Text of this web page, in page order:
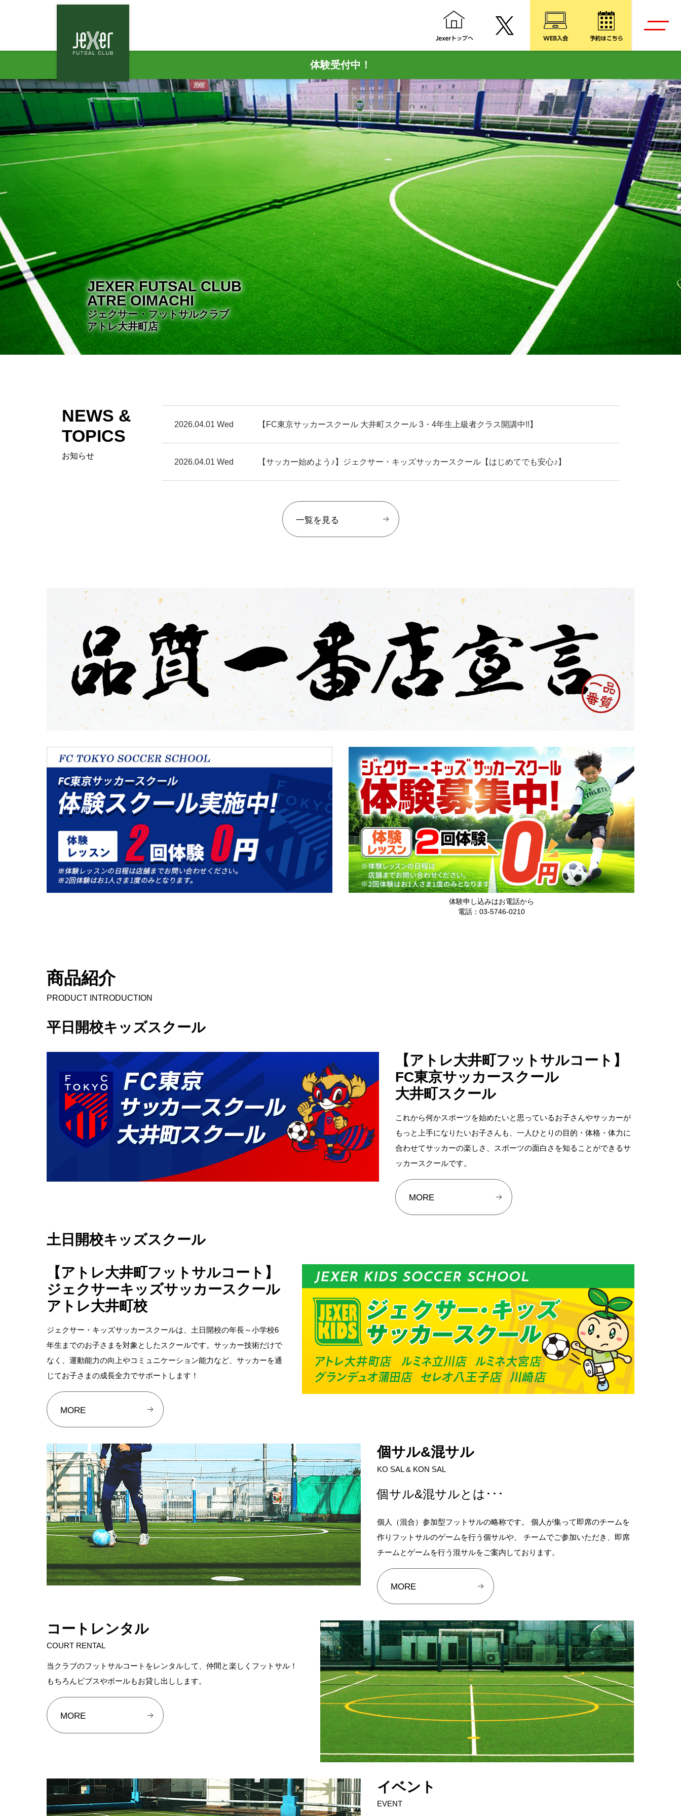
体験受付中！
JEXER FUTSAL CLUB
ATRE OIMACHI
ジェクサー・フットサルクラブ
アトレ大井町店
NEWS &
TOPICS
お知らせ
2026.04.01 Wed 【FC東京サッカースクール 大井町スクール 3・4年生上級者クラス開講中!!】
2026.04.01 Wed 【サッカー始めよう♪】ジェクサー・キッズサッカースクール【はじめてでも安心♪】
一覧を見る
体験申し込みはお電話から
電話：03-5746-0210
商品紹介
PRODUCT INTRODUCTION
平日開校キッズスクール
【アトレ大井町フットサルコート】
FC東京サッカースクール
大井町スクール
これから何かスポーツを始めたいと思っているお子さんやサッカーが
もっと上手になりたいお子さんも、一人ひとりの目的・体格・体力に
合わせてサッカーの楽しさ、スポーツの面白さを知ることができるサ
ッカースクールです。
MORE
土日開校キッズスクール
【アトレ大井町フットサルコート】
ジェクサーキッズサッカースクール
アトレ大井町校
ジェクサー・キッズサッカースクールは、土日開校の年長～小学校6
年生までのお子さまを対象としたスクールです。サッカー技術だけで
なく、運動能力の向上やコミュニケーション能力など、サッカーを通
じてお子さまの成長全力でサポートします！
MORE
個サル&混サル
KO SAL & KON SAL
個サル&混サルとは･･･
個人（混合）参加型フットサルの略称です。 個人が集って即席のチームを
作りフットサルのゲームを行う個サルや、 チームでご参加いただき、即席
チームとゲームを行う混サルをご案内しております。
MORE
コートレンタル
COURT RENTAL
当クラブのフットサルコートをレンタルして、仲間と楽しくフットサル！
もちろんビブスやボールもお貸し出しします。
MORE
イベント
EVENT